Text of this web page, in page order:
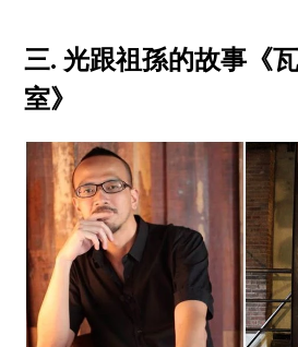
三. 光跟祖孫的故事《
室》